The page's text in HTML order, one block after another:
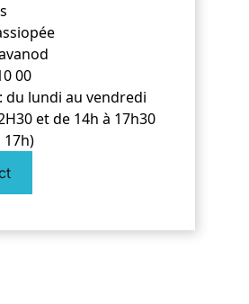
00
du lundi au vendredi
et de 14h à 17h30